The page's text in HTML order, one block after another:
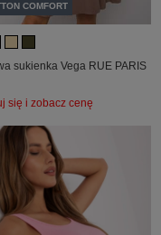
COMFORT
sukienka Vega RUE PARIS
się i zobacz cenę